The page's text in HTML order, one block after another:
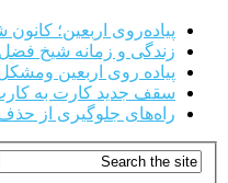
پیاده‌روی اربعین؛
زندگی و زمانه شیخ فضل
پیاده روی اربعین ومشکل
سقف جدید کارت به
راه‌های جلوگیری از حذف